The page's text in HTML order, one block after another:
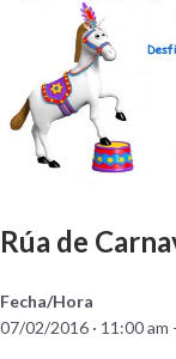
Rúa de
Fecha/Hora
07/02/2016 · 11:00 am